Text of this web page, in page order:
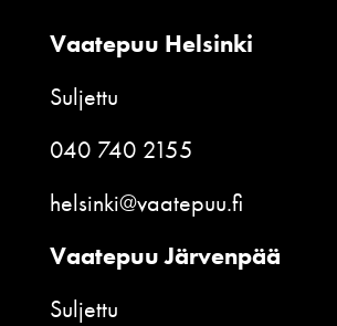
Vaatepuu Helsinki
Suljettu
040 740 2155
helsinki@vaatepuu.fi
Vaatepuu Järvenpää
Suljettu